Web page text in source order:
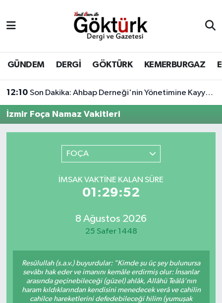
GÜNDEM DERGİ GÖKTÜRK KEMERBURGAZ
12:10 Son Dakika: Ahbap Derneği'nin Yönetimine Kayyum Atandı
İzmir Foça Namaz Vakitleri
FOÇA
İMSAK VAKTINE KALAN SÜRE
01:29:52
8 Ağustos 2026
25 Safer 1448
Resûlullah (s.a.v.) buyurdular: "Kimde şu üç şey bulunursa
sevâbı hak eder ve imanını kemâle erdirmiş olur: İnsanlar
arasında geçinebileceği (güzel) ahlâk, Allâhü Teâlâ'nın
haram kıldıklarından kendisini menedecek verâ ve cahilin
cahilce hareketlerini defedebileceği hilim (yumuşak
BİLİM
DERGİ
DÜNYA
EKONOMİ
KÜLTÜR - SANAT
MAGAZİN
Eyüpsultan Hava Durumu
Eyüpsultan Trafik Yoğunluk Haritası
Süper Lig Puan Durumu ve Fikstür
Tüm Manşetler
Haber Arşivi